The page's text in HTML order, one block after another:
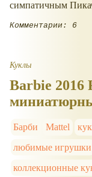
симпатичным
Комментарии: 6
Куклы
Barbie 2016
Барби Mattel
любимые игрушки
коллекционные